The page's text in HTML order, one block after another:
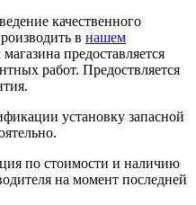
качественного
в нашем
предоставляется
работ. Предоствляется
установку запасной
по стоимости и наличию
на момент последней